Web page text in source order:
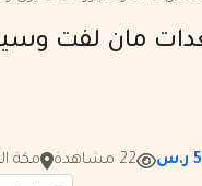
مان لفت
5 ر.س 22 مشاهدة مكة